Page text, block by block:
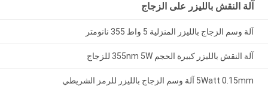
آلة النقش بالليزر على الزجاج
آلة وسم الزجاج بالليزر المنزلية 5 واط 355 نانومتر
آلة النقش بالليزر كبيرة الحجم 355nm 5W للزجاج
5Watt 0.15mm آلة وسم الزجاج بالليزر للرمز الشريطي